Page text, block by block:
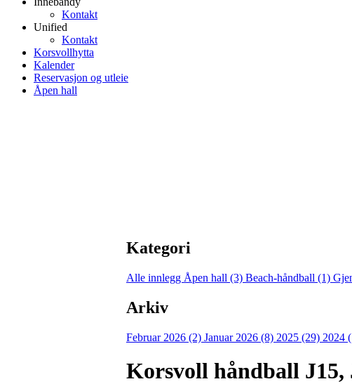
Kontakt
Unified
Kontakt
Korsvollhytta
Kalender
Reservasjon og utleie
Åpen hall
Kategori
Alle innlegg Åpen hall (3) Beach-håndball (1)
Arkiv
Februar 2026 (2) Januar 2026 (8) 2025 (29) 2024
Korsvoll håndball